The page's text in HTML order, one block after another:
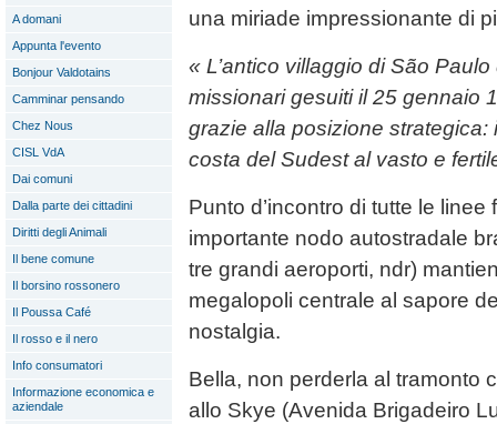
A domani
Appunta l'evento
Bonjour Valdotains
Camminar pensando
Chez Nous
CISL VdA
Dai comuni
Dalla parte dei cittadini
Diritti degli Animali
Il bene comune
Il borsino rossonero
Il Poussa Café
Il rosso e il nero
Info consumatori
Informazione economica e
aziendale
una miriade impressionante di
« L’antico villaggio di São
missionari gesuiti il 25 gennaio
grazie alla posizione
costa del Sudest al vasto e
Punto d’incontro di tutte le
importante nodo autostradale
tre grandi aeroporti, ndr)
megalopoli centrale al sapore
nostalgia.
Bella, non perderla al tramonto
allo Skye (Avenida Brigadeiro